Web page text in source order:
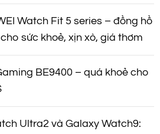
Watch Fit 5 series – đồng hồ
sức khoẻ, xịn xò, giá thơm
BE9400 – quá khoẻ cho
Ultra2 và Galaxy Watch9: